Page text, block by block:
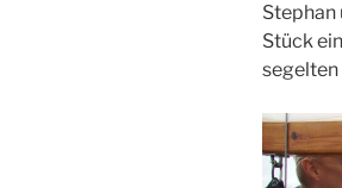
Stephan
Stück
segelten